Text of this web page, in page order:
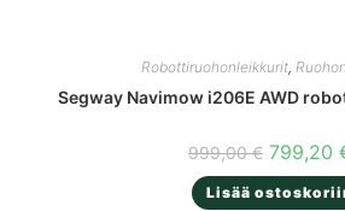
Robottiruohonleikkurit,
Segway Navimow i206E AWD
999,00€
hinta
oli:
999,00
799,20
Lisää